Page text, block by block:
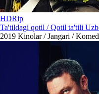
HDRip
Ta'tildagi qotil / Qotil ta'tili
2019 Kinolar / Jangari /